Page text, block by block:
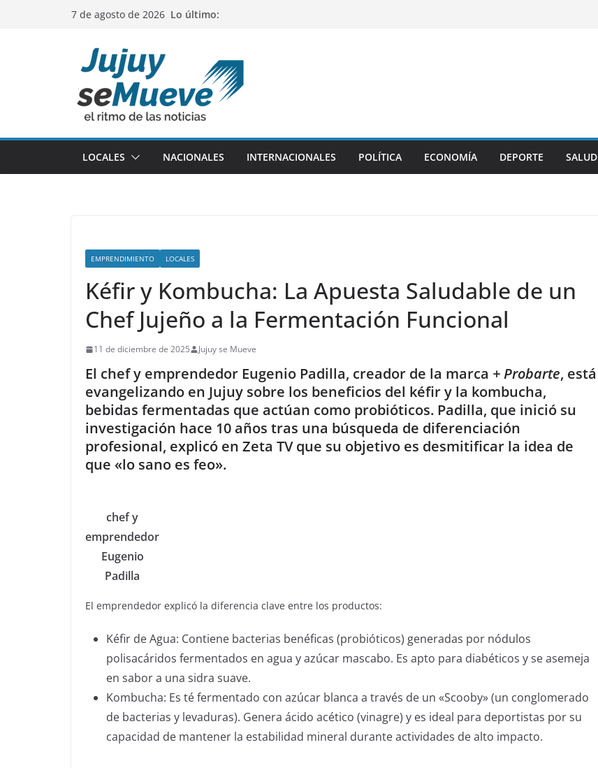
7 de agosto de 2026 Lo último:
LOCALES NACIONALES INTERNACIONALES POLÍTICA ECONOMÍA DEPORTE SALUD
EMPRENDIMIENTO LOCALES
Kéfir y Kombucha: La Apuesta Saludable de un
Chef Jujeño a la Fermentación Funcional
11 de diciembre de 2025 Jujuy se Mueve
El chef y emprendedor Eugenio Padilla, creador de la marca + Probarte, está
evangelizando en Jujuy sobre los beneficios del kéfir y la kombucha,
bebidas fermentadas que actúan como probióticos. Padilla, que inició su
investigación hace 10 años tras una búsqueda de diferenciación
profesional, explicó en Zeta TV que su objetivo es desmitificar la idea de
que «lo sano es feo».
chef y
emprendedor
Eugenio
Padilla
El emprendedor explicó la diferencia clave entre los productos:
Kéfir de Agua: Contiene bacterias benéficas (probióticos) generadas por nódulos
polisacáridos fermentados en agua y azúcar mascabo. Es apto para diabéticos y se asemeja
en sabor a una sidra suave.
Kombucha: Es té fermentado con azúcar blanca a través de un «Scooby» (un conglomerado
de bacterias y levaduras). Genera ácido acético (vinagre) y es ideal para deportistas por su
capacidad de mantener la estabilidad mineral durante actividades de alto impacto.